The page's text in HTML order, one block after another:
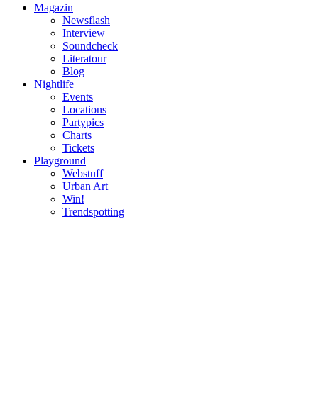
Magazin
Newsflash
Interview
Soundcheck
Literatour
Blog
Nightlife
Events
Locations
Partypics
Charts
Tickets
Playground
Webstuff
Urban Art
Win!
Trendspotting